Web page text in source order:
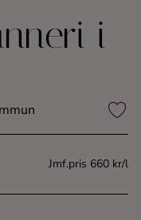
i
Jmf.pris 660 kr/l